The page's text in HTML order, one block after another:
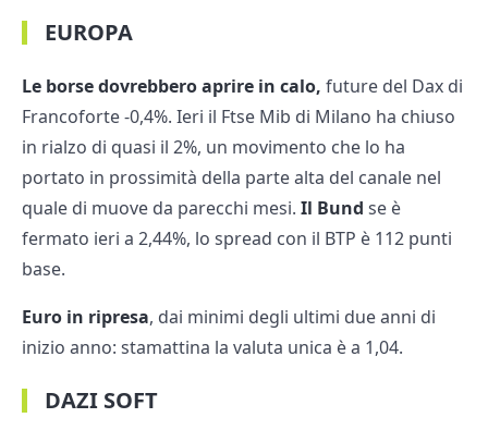
EUROPA
Le borse dovrebbero aprire in calo, future del Dax di
Francoforte -0,4%. Ieri il Ftse Mib di Milano ha chiuso
in rialzo di quasi il 2%, un movimento che lo ha
portato in prossimità della parte alta del canale nel
quale di muove da parecchi mesi. Il Bund se è
fermato ieri a 2,44%, lo spread con il BTP è 112 punti
base.
Euro in ripresa, dai minimi degli ultimi due anni di
inizio anno: stamattina la valuta unica è a 1,04.
DAZI SOFT